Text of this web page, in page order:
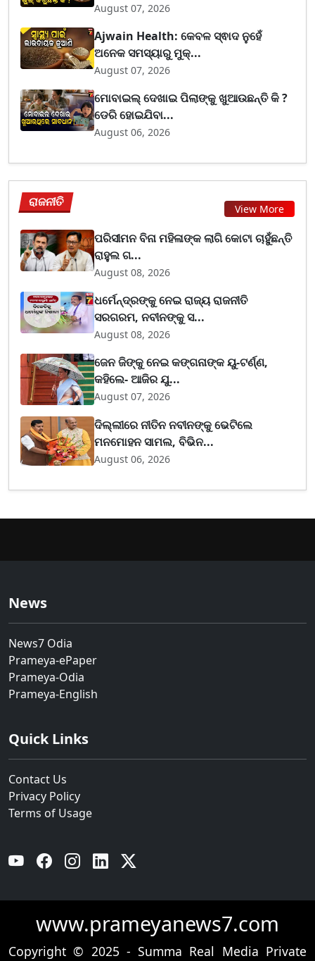
August 07, 2026
Ajwain Health: କେବଳ ସ୍ଵାଦ ନୁହେଁ
ଅନେକ ସମସ୍ୟାରୁ ମୁକ୍...
August 07, 2026
ମୋବାଇଲ୍ ଦେଖାଇ ପିଲାଙ୍କୁ ଖୁଆଉଛନ୍ତି କି ?
ଡେରି ହୋଇଯିବା...
August 06, 2026
ରାଜନୀତି View More
ପରିସୀମନ ବିନା ମହିଳାଙ୍କ ଲାଗି କୋଟା ଚାହୁଁଛନ୍ତି
ରାହୁଲ ଗ...
August 08, 2026
ଧର୍ମେନ୍ଦ୍ରଙ୍କୁ ନେଇ ରାଜ୍ୟ ରାଜନୀତି
ସରଗରମ, ନବୀନଙ୍କୁ ସ...
August 08, 2026
ଜେନ ଜିଙ୍କୁ ନେଇ କଙ୍ଗନାଙ୍କ ୟୁ-ଟର୍ଣ୍ଣ,
କହିଲେ- ଆଜିର ଯୁ...
August 07, 2026
ଦିଲ୍ଲୀରେ ନୀତିନ ନବୀନଙ୍କୁ ଭେଟିଲେ
ମନମୋହନ ସାମଲ, ବିଭିନ...
August 06, 2026
News
News7 Odia
Prameya-ePaper
Prameya-Odia
Prameya-English
Quick Links
Contact Us
Privacy Policy
Terms of Usage
YouTube Facebook Instagram Linkedin
www.prameyanews7.com
Copyright © 2025 - Summa Real Media Private